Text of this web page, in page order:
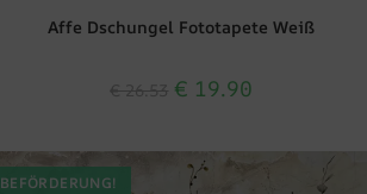
Affe Dschungel Fototapete Weiß
€ 19.90
BEFÖRDERUNG!